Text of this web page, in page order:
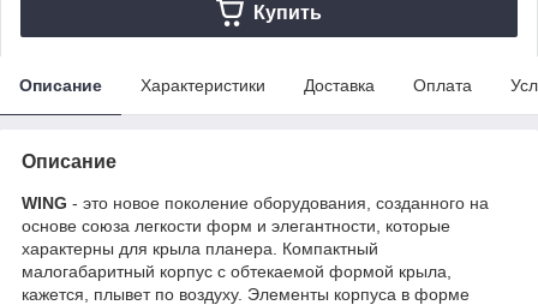
Купить
Описание Характеристики Доставка Оплата
Описание
WING - это новое поколение оборудования, созданного на
основе союза легкости форм и элегантности, которые
характерны для крыла планера. Компактный
малогабаритный корпус с обтекаемой формой крыла,
кажется, плывет по воздуху. Элементы корпуса в форме